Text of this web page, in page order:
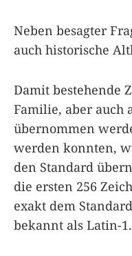
Neben besagter
auch historische
Damit bestehende
Familie, aber auch
übernommen
werden konnten,
den Standard
die ersten 256
exakt dem Standard
bekannt als Latin-1.